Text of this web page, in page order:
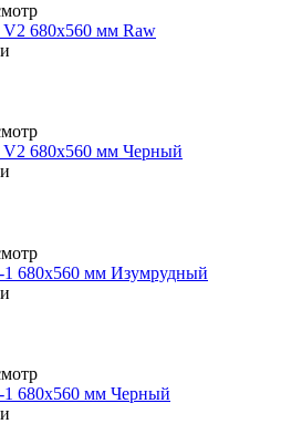
680x560 мм Raw
V2 680x560 мм Черный
1 680x560 мм Изумрудный
1 680x560 мм Черный